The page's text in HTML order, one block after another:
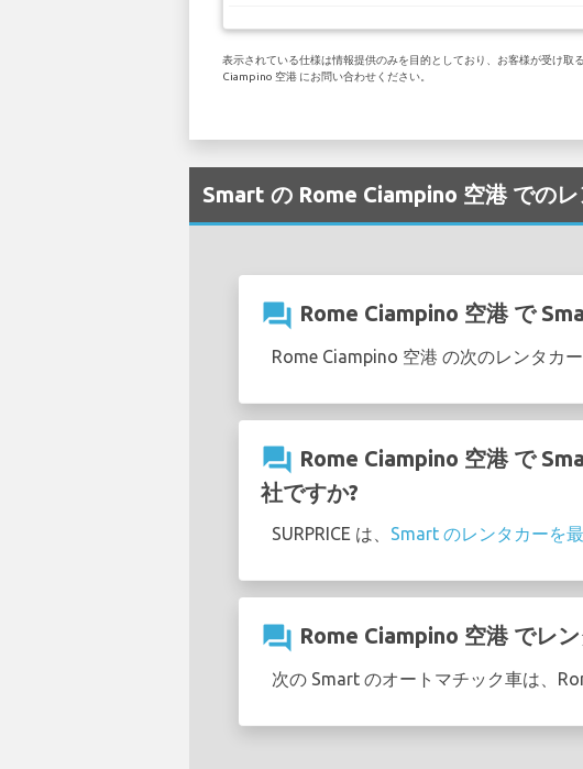
表示されている仕様は情報提供のみを目的としており、お客様が受け
Ciampino 空港 にお問い合わせください。
Smart の Rome Ciampino 空港 での
question_answer Rome Ciampino 空港 で
Rome Ciampino 空港 の次のレンタカ
question_answer Rome Ciampino 空港 で
社ですか?
SURPRICE は、 Smart のレンタカーを
question_answer Rome Ciampino 空港 でレ
次の Smart のオートマチック車は、